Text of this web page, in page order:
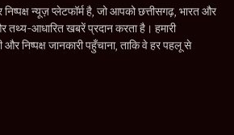
न्यूज़ प्लेटफॉर्म है, जो आपको छत्तीसगढ़, भारत और
तथ्य-आधारित खबरें प्रदान करता है। हमारी
निष्पक्ष जानकारी पहुँचाना, ताकि वे हर पहलू से